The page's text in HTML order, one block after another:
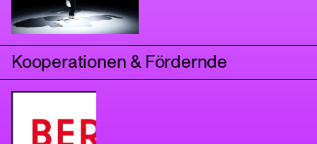
Kooperationen & Fördernde